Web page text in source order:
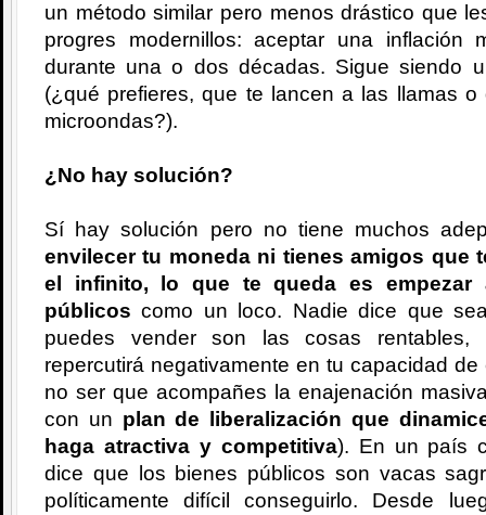
un método similar pero menos drástico que
progres modernillos: aceptar una inflación
durante una o dos décadas. Sigue siendo
(¿qué prefieres, que te lancen a las llamas
microondas?).
¿No hay solución?
Sí hay solución pero no tiene muchos
envilecer tu moneda ni tienes amigos que
el infinito, lo que te queda es empezar
públicos como un loco. Nadie dice que
puedes vender son las cosas
repercutirá negativamente en tu capacidad
no ser que acompañes la enajenación
con un plan de liberalización que
haga atractiva y competitiva). En un país
dice que los bienes públicos son vacas
políticamente difícil conseguirlo. Desde